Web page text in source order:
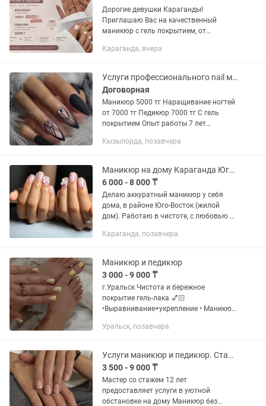
Дорогие девушки Караганды!
Приглашаю Вас на качественный
маникюр с гель покрытием, от
5 лет. Стерильные инструменты,
комби,...
Караганда, вчера
Услуги профессионального nail мастера с опытом работы 7 лет
Договорная
Маникюр 5000 тг Наращивание ногтей
от 7000 тг Педикюр 7000 тг С гель
покрытием Опыт работы 7 лет
Кызылорда, позавчера
Маникюр на дому Караганда Юго-Восток
6 000 - 8 000 ₸
Делаю аккуратный маникюр у себя
дома, в районе Юго-Восток (жилой
дом). Работаю в чистоте, с любовью и
Маникюр без покрытия — 2500 тг
Караганда, позавчера
Маникюр и педикюр
3 000 - 9 000 ₸
г.Уральск Чистота и бережное
покрытие гель-лака 💅🏻
•Выравнивание+укрепление • Маникюр
Опыт более 7 лет Маникюр без
(Маникюр +...
Уральск, позавчера
Услуги маникюр и педикюр. Стаж 12 лет.
3 500 - 9 000 ₸
Мастер со стажем 12 лет
предоставляет услуги в уютной
обстановке на дому Маникюр без